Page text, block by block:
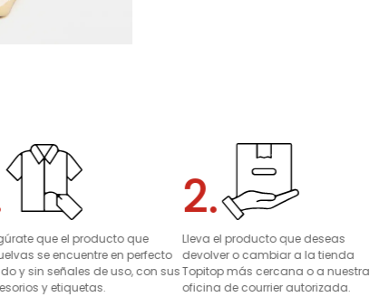
que el producto que
se encuentre en perfecto
y sin señales de uso, con sus
y etiquetas.
2.
Lleva el producto que deseas
devolver o cambiar a la tienda
Topitop más cercana o a nuestra
oficina de courrier autorizada.